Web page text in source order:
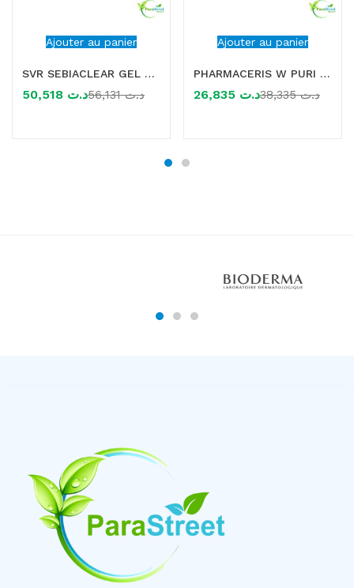
Ajouter au panier
SVR SEBIACLEAR GEL MOUSSANT 400ML
د.ت د.ت56,131
Ajouter au panier
PHARMACERIS W PURI ALBUCIN MOUSSE NETTOYANTE ECLAIRCISSANTE 150ML
د.ت د.ت38,335